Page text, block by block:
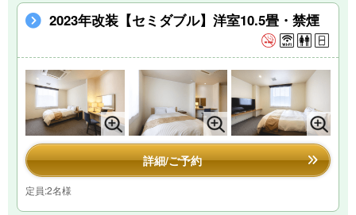
2023年改装【セミダブル】洋室10.5畳・禁煙
詳細/ご予約
定員:2名様